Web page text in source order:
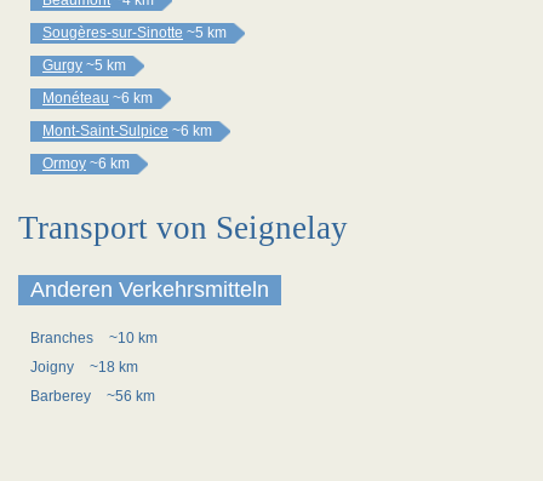
Sougères-sur-Sinotte ~5 km
Gurgy ~5 km
Monéteau ~6 km
Mont-Saint-Sulpice ~6 km
Ormoy ~6 km
Transport von Seignelay
Anderen Verkehrsmitteln
Branches
~10 km
Joigny
~18 km
Barberey
~56 km